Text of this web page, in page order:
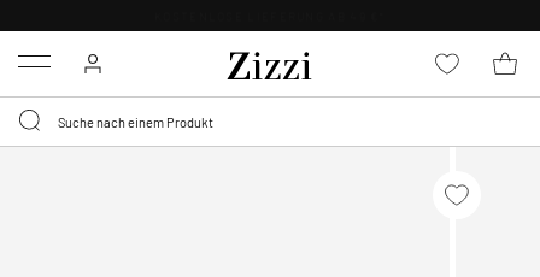
Menu